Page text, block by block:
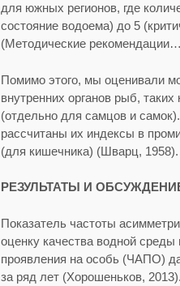
для южных регионов, где
состояние водоема) до 5
(Методические
Помимо этого, мы оценивали
внутренних органов рыб,
(отдельно для самцов и
рассчитаны их индексы в
(для кишечника) (Шварц, 1958).
РЕЗУЛЬТАТЫ И
Показатель частоты
оценку качества водной
проявления на особь (ЧАПО)
за ряд лет (Хорошеньков,